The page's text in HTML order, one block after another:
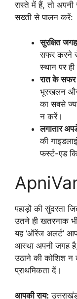
रास्ते में हैं, तो अपनी
सख्ती से पालन करें:
सुरक्षित
सफर करने
स्थान पर
रात के
भूस्खलन और
का सबसे
न करें।
लगातार
की
फर्स्ट-एड
पहाड़ों की सुंदरता
उतने ही खतरनाक
यह ‘ऑरेंज अलर्ट’
आस्था अपनी जगह
उठाने की कोशिश न
प्राथमिकता दें।
आपकी राय: